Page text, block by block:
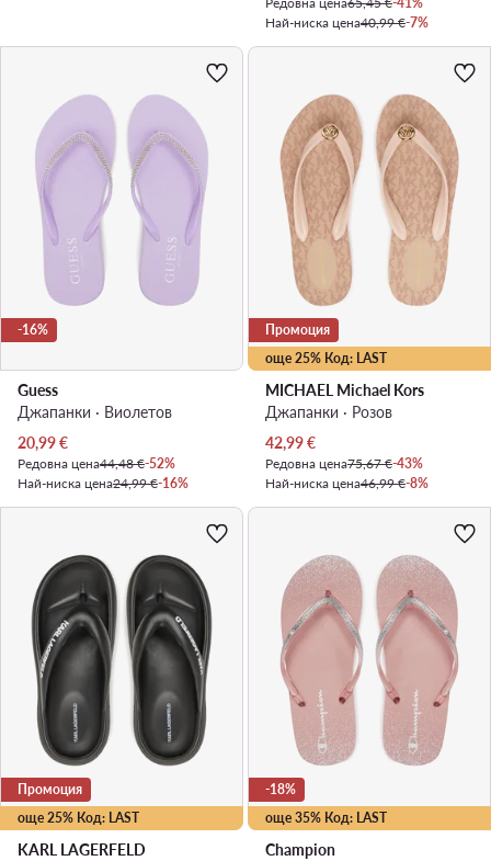
Най-ниска цена40,99 €-7%
-16%
Guess
Джапанки · Виолетов
Актуална цена
20,99€
Редовна цена44,48 €-52%
Най-ниска цена24,99 €-16%
още 25% Код: LAST
Промоция
MICHAEL Michael Kors
Джапанки · Розов
Актуална цена
42,99€
Редовна цена75,67 €-43%
Най-ниска цена46,99 €-8%
още 25% Код: LAST
Промоция
KARL LAGERFELD
още 35% Код: LAST
-18%
Champion